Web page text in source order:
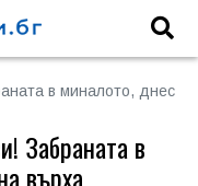
в миналото, днес
Забраната в
върха